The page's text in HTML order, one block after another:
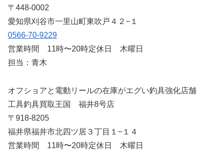
〒448-0002
愛知県刈谷市一里山町東吹戸４２−１
0566-70-9229
営業時間 11時〜20時定休日 木曜日
担当：青木
オフショアと電動リールの在庫がエグい釣具強化店舗
工具釣具買取王国 福井8号店
〒918-8205
福井県福井市北四ツ居３丁目１−１４
営業時間 11時〜20時定休日 木曜日